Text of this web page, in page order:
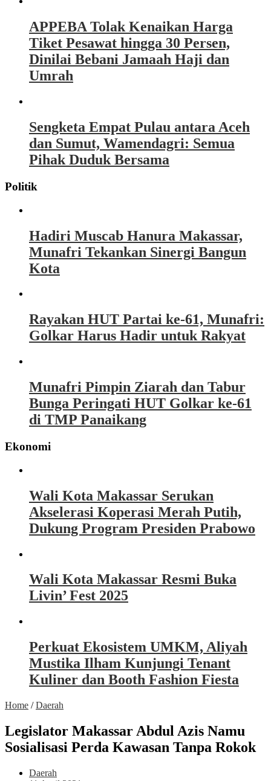
APPEBA Tolak Kenaikan Harga
Tiket Pesawat hingga 30 Persen,
Dinilai Bebani Jamaah Haji dan
Umrah
Sengketa Empat Pulau antara Aceh
dan Sumut, Wamendagri: Semua
Pihak Duduk Bersama
Politik
Hadiri Muscab Hanura Makassar,
Munafri Tekankan Sinergi Bangun
Kota
Rayakan HUT Partai ke-61, Munafri:
Golkar Harus Hadir untuk Rakyat
Munafri Pimpin Ziarah dan Tabur
Bunga Peringati HUT Golkar ke-61
di TMP Panaikang
Ekonomi
Wali Kota Makassar Serukan
Akselerasi Koperasi Merah Putih,
Dukung Program Presiden Prabowo
Wali Kota Makassar Resmi Buka
Livin’ Fest 2025
Perkuat Ekosistem UMKM, Aliyah
Mustika Ilham Kunjungi Tenant
Kuliner dan Booth Fashion Fiesta
Home /Daerah
Legislator Makassar Abdul Azis Namu
Sosialisasi Perda Kawasan Tanpa Rokok
Daerah